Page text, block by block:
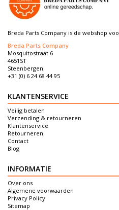
Breda Parts Company is de webshop
Breda Parts Company
Mosquitostraat 6
4651ST
Steenbergen
+31 (0) 6 24 68 44 95
KLANTENSERVICE
Veilig betalen
Verzending & retourneren
Klantenservice
Retourneren
Contact
Blog
INFORMATIE
Over ons
Algemene voorwaarden
Privacy Policy
Sitemap